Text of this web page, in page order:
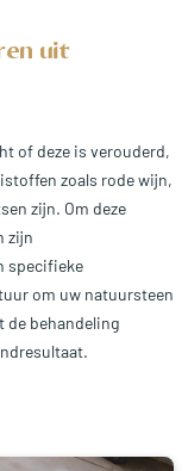
uit
of deze is verouderd,
zoals rode wijn,
zijn. Om deze
zijn
specifieke
om uw natuursteen
de behandeling